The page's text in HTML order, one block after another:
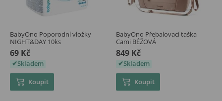
BabyOno Poporodní vložky
NIGHT&DAY 10ks
69 Kč
Skladem
Koupit
BabyOno Přebalovací taška
Cami BÉŽOVÁ
849 Kč
Skladem
Koupit